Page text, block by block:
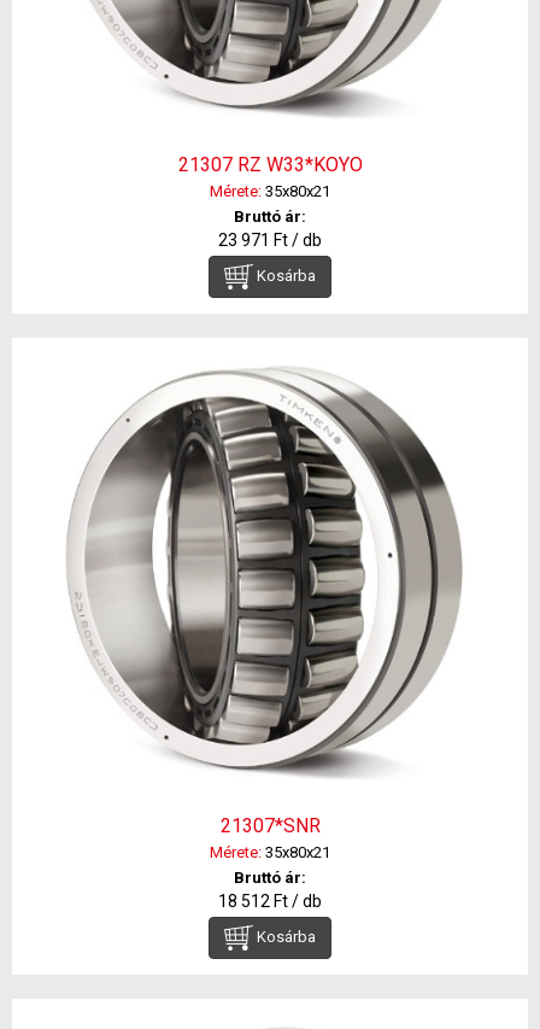
21307 RZ W33*KOYO
Mérete: 35x80x21
Bruttó ár:
23 971 Ft / db
Kosárba
21307*SNR
Mérete: 35x80x21
Bruttó ár:
18 512 Ft / db
Kosárba